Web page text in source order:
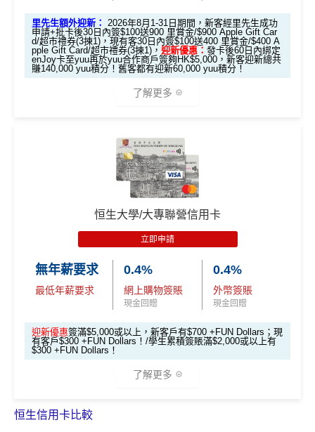
飲可享高達5% +FUN Dollars，每月額外回贈上限$500
+FUN Dollars！^
✅優點
高達7% +FUN Dollars回贈
其他海外外幣簽賬可享高達5% +FUN Dollars回贈
高達5% +FUN Dollars回贈
現有客戶都有迎新$300 +FUN Dollars
無得換里數
積分每年續期月計有效期24個月
日常簽賬回贈0.4%，唔算太吸引
*「恒生Travel+ Visa Signature卡 +FUN Dollars 獎賞計
劃」受有關條款及細則約束，回贈優惠期已延長至2026年
上 ，即可享簽賬回贈。每月額外回贈上限為$500 +FUN D
ollars，所有額外回贈會一齊計！已登記的客戶毋需再次
現有信用卡客戶批卡後30日內簽夠HK$100，送
額外500里賞金/HK$500🍎Apple Gift Card/超
市禮券(3揀1)
MrMiles.hk/mpower-apply
≈ HK$1，可兌換FPS轉數快回贈！
4月17日或之前申請，填表呢邊：https://forms.gle/rPueeq
基本迎新：
迎新優惠：批卡後60日內累積簽賬滿HK$5,000，新客
戶即可享$700 +FUN Dollars
迎舊優惠：現有恒生卡客戶都有
$300 +FUN Dollars
全日制大學/大專學生於批卡後首60日內累積簽賬滿HK
海外外幣簽賬可享高達 6% +FUN Dollars回贈、網上零
售簽賬可享高達5% +FUN Dollars回贈、自選簽賬類別
1% +FUN Dollars回贈
里先生額外迎新：
2026年8月1-31日期間，新客經里先生成功
申請+批卡後30日內簽$100送900 里賞金/$900 Apple Gift Car
d/超市禮券(3揀1)， 現有客30日內簽$100送400 里賞金/$400 A
pple Gift Card/超市禮券(3揀1)， 迎新優惠： 發卡後60日內綁定
enJoy卡至yuu再於yuu合作商戶簽夠HK$5,000，新客迎新總共
賺140,000 yuu積分！舊客都有迎新60,000 yuu積分！
了解更多
*恒生enJoy卡於yuu合作商戶消費會以yuu積分作回贈，可
於下次合作商戶可當現金使用。更多詳情：
里先生全新優惠：
推廣期：2026年8月1-31日23:59
經里先生申請enJoy卡
里先生會員平台額外賞：成為新會員並經平台
申請獎賞賺額外38里賞金
全新信用卡客戶批卡後30日內簽夠HK$100，送
額外900里賞金* /HK$900Apple Gift Card/超市禮
券(3揀1)
恒生大學/大專聯營信用卡
立即申請
無年薪要求
最低年薪要求
0.4%
網上購物簽賬
現金回贈
0.4%
外幣簽賬
現金回贈
迎新優惠簽滿$5,000或以上，新客戶有$700 +FUN Dollars；現
有客戶$300 +FUN Dollars！/學生累積簽賬滿$2,000或以上有
$300 +FUN Dollars！
了解更多
*交學費賺回贈，額外回贈上限$200 cash dollars，需登記
恒生信用卡比較